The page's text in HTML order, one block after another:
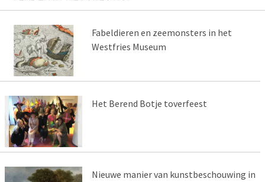
Fabeldieren en zeemonsters in het
Westfries Museum
Het Berend Botje toverfeest
Nieuwe manier van kunstbeschouwing in